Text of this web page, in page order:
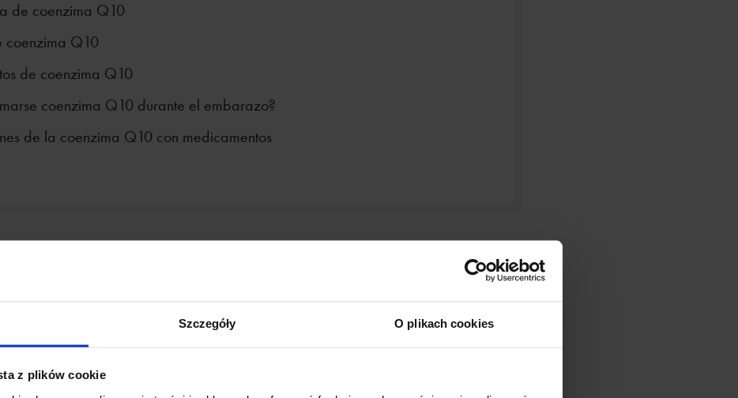
Szczegóły O plikach cookies
z plików cookie
de coenzima Q10
coenzima Q10
de coenzima Q10
coenzima Q10 durante el embarazo?
de la coenzima Q10 con medicamentos
NATU.CARE COLÁGENO PREMIUM 5000 MG, MANGO-
Natu.Care Colágeno Premium para la salud de
biodisponibilidad. Dosis óptima de 5 000 o 10 000 mg.
Analizado por un laboratorio independiente.